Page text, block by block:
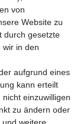
von
Website zu
durch gesetzte
wir in den
aufgrund eines
kann erteilt
einzuwilligen
zu ändern oder